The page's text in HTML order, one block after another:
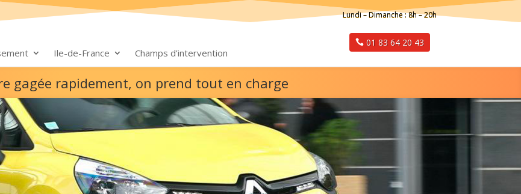
Ile-de-France Champs d’intervention
Lundi – Dimanche : 8h – 20h
01 83 64 20 43
gagée rapidement, on prend tout en charge